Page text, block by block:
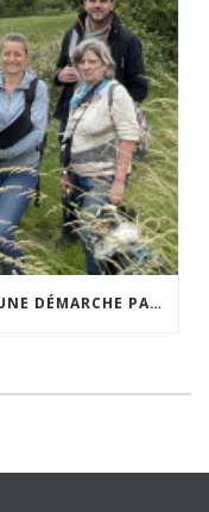
VISITE PARTAGÉE À WALCOURT : UNE DÉMARCHE PARTICIPATIVE ANIMÉE PAR ESPACE ENVIRONNEMENT